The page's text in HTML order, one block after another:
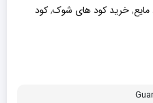
,خرید کود های شوک,کود